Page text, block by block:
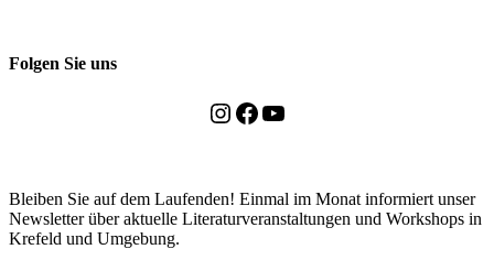
Folgen Sie uns
Instagram
Facebook
YouTube
Bleiben Sie auf dem Laufenden! Einmal im Monat informiert unser
Newsletter über aktuelle Literaturveranstaltungen und Workshops in
Krefeld und Umgebung.